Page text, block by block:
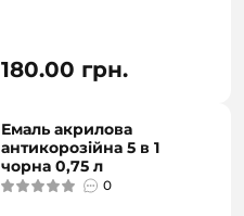
180.00 грн.
Емаль акрилова
антикорозійна 5 в 1
чорна 0,75 л
0